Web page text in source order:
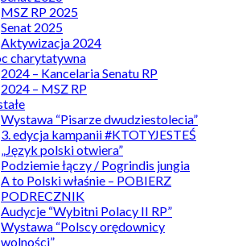
MSZ RP 2025
Senat 2025
Aktywizacja 2024
charytatywna
2024 – Kancelaria Senatu RP
2024 – MSZ RP
Wystawa “Pisarze dwudziestolecia”
3. edycja kampanii #KTOTYJESTEŚ
„Język polski otwiera”
Podziemie łączy / Pogrindis jungia
A to Polski właśnie – POBIERZ
PODRECZNIK
Audycje “Wybitni Polacy II RP”
Wystawa “Polscy orędownicy
wolności”